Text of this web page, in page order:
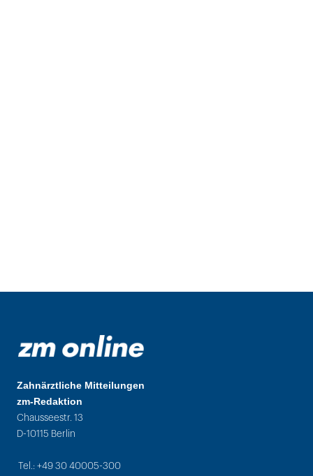
Zahnärztliche Mitteilungen
zm-Redaktion
Chausseestr. 13
D-10115 Berlin
Tel.: +49 30 40005-300